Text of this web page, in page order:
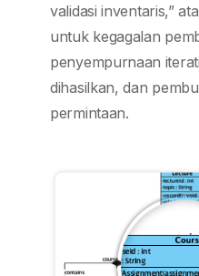
validasi inventaris,”
untuk kegagalan
penyempurnaan
dihasilkan, dan
permintaan.